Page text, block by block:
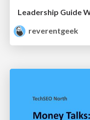
Leadership Guide
reverentgeek